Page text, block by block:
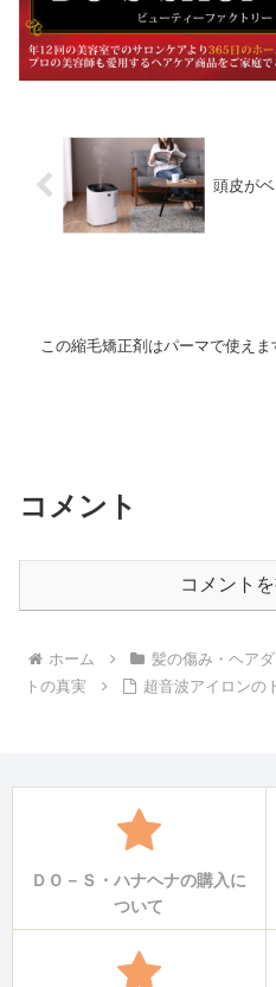
頭皮が
この縮毛矯正剤はパーマで使えま
コメント
コメント
ホーム 髪の傷み・ヘア
トの真実
超音波アイロンの
ＤＯ－Ｓ・ハナヘナの購入に
ついて